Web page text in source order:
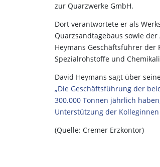
zur Quarzwerke GmbH.
Dort verantwortete er als
Quarzsandtagebaus sowie
Heymans Geschäftsführer
Spezialrohstoffe und
David Heymans sagt über
„Die Geschäftsführung der
300.000 Tonnen jährlich
Unterstützung der
(Quelle: Cremer Erzkontor)